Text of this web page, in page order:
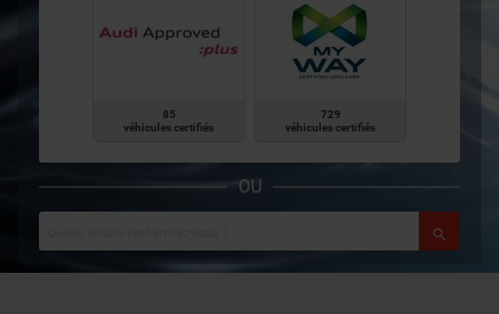
85
véhicules certifiés
729
véhicules certifiés
OU